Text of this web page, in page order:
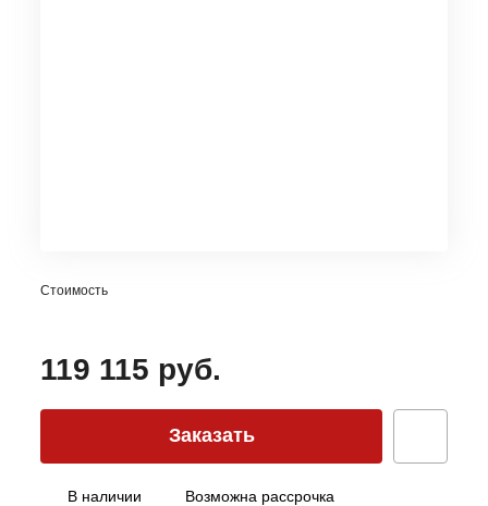
Стоимость
119 115 руб.
Заказать
В наличии Возможна рассрочка